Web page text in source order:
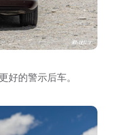
好的警示后车。